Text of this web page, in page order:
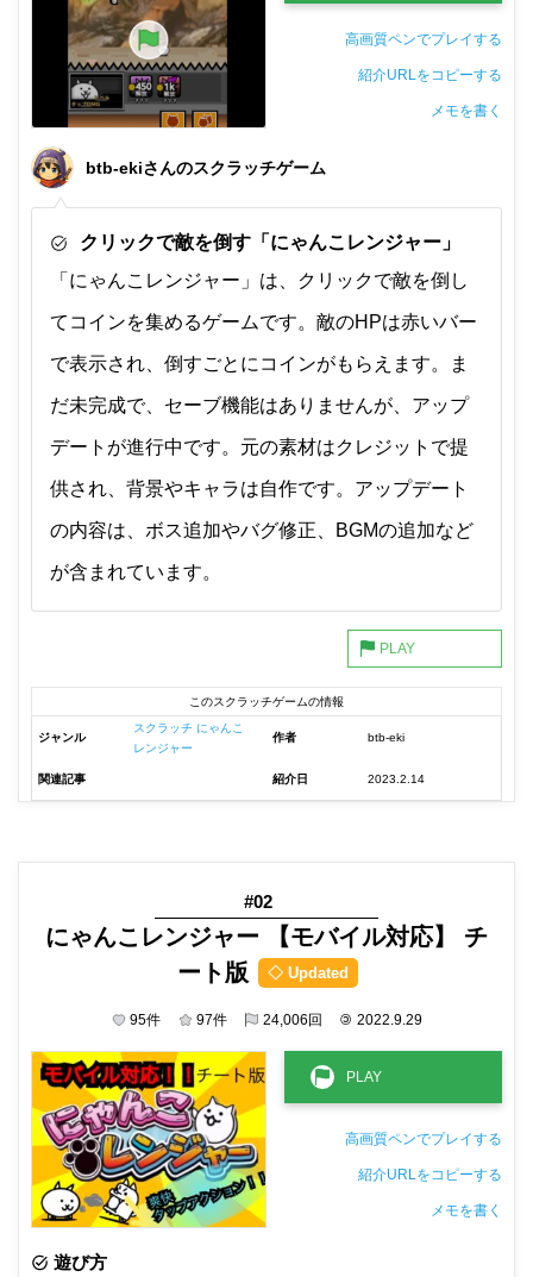
高画質ペンでプレイする
紹介URLをコピーする
メモを書く
btb-ekiさんのスクラッチゲーム
クリックで敵を倒す「にゃんこレンジャー」
「にゃんこレンジャー」は、クリックで敵を倒し
てコインを集めるゲームです。敵のHPは赤いバー
で表示され、倒すごとにコインがもらえます。ま
だ未完成で、セーブ機能はありませんが、アップ
デートが進行中です。元の素材はクレジットで提
供され、背景やキャラは自作です。アップデート
の内容は、ボス追加やバグ修正、BGMの追加など
が含まれています。
このスクラッチゲームの情報
ジャンル
スクラッチ にゃんこ
レンジャー
作者 btb-eki
関連記事 紹介日 2023.2.14
#02
にゃんこレンジャー 【モバイル対応】 チ
ート版
◇ Updated
95件 97件 24,006 回 © 2022.9.29
高画質ペンでプレイする
紹介URLをコピーする
メモを書く
遊び方